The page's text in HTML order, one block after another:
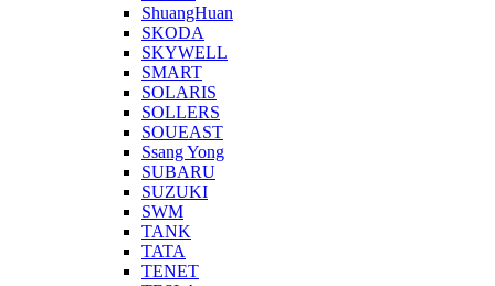
ShuangHuan
SKODA
SKYWELL
SMART
SOLARIS
SOLLERS
SOUEAST
Ssang Yong
SUBARU
SUZUKI
SWM
TANK
TATA
TENET